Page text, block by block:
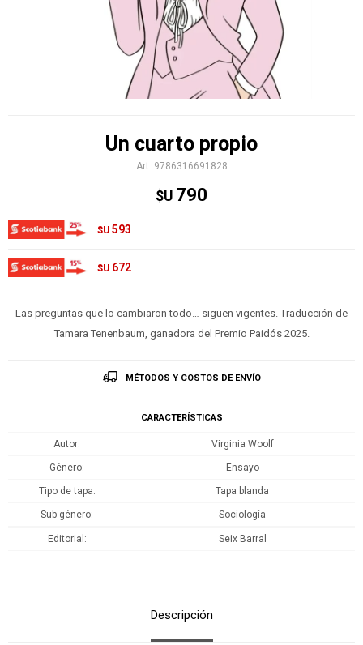
Un cuarto propio
9786316691828
$U 790
$U 593
$U 672
Las preguntas que lo cambiaron todo… siguen vigentes. Traducción de
Tamara Tenenbaum, ganadora del Premio Paidós 2025.
MÉTODOS Y COSTOS DE ENVÍO
CARACTERÍSTICAS
Autor Virginia Woolf
Género Ensayo
Tipo de tapa Tapa blanda
Sub género Sociología
Editorial Seix Barral
Descripción